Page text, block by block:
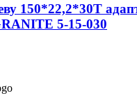
150*22,2*30Т
5-15-030